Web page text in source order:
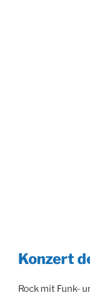
Konzert
Rock mit Funk-